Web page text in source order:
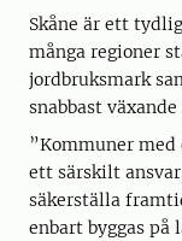
Skåne är ett
många regioner
jordbruksmark
snabbast
”Kommuner
ett särskilt
säkerställa
enbart byggas på